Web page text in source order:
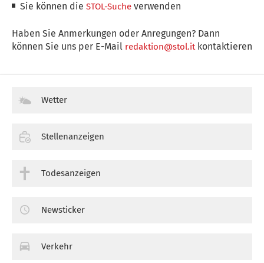
Sie können dieSTOL-Suche verwenden
Haben Sie Anmerkungen oder Anregungen? Dann
können Sie uns per E-Mail redaktion@stol.itkontaktieren
Wetter
Stellenanzeigen
Todesanzeigen
Newsticker
Verkehr